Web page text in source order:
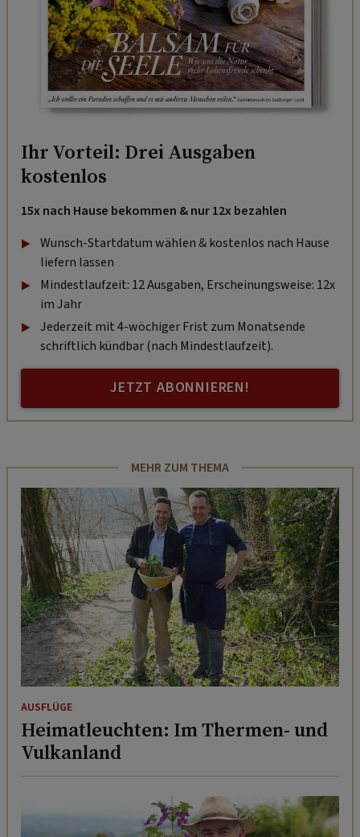
Ihr Vorteil: Drei Ausgaben
kostenlos
15x nach Hause bekommen & nur 12x bezahlen
Wunsch-Startdatum wählen & kostenlos nach Hause
liefern lassen
Mindestlaufzeit: 12 Ausgaben, Erscheinungsweise: 12x
im Jahr
Jederzeit mit 4-wöchiger Frist zum Monatsende
schriftlich kündbar (nach Mindestlaufzeit).
JETZT ABONNIEREN!
MEHR ZUM THEMA
AUSFLÜGE
Heimatleuchten: Im Thermen- und
Vulkanland